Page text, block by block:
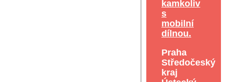
kamkoliv
s
mobilní
dílnou.
Praha
Středočeský
kraj